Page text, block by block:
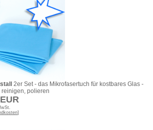
2er Set - das Mikrofasertuch für kostbares Glas -
reinigen, polieren
]